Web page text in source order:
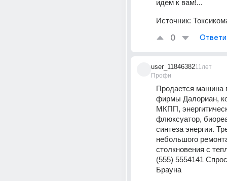
идем к вам!...
Источник:
0
user_11846382
Профи
11лет
Продается машина
фирмы Далориан,
МКПП,
флюксуатор,
синтеза энергии.
небольшого
столкновения с
(555) 5554141
Брауна